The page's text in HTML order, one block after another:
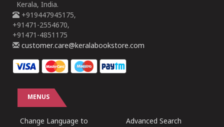
Kerala, India.
+919447945175,
+91471-2554670,
+91471-4851175
customer.care@keralabookstore.com
MENUS
Change Language to
Advanced Search